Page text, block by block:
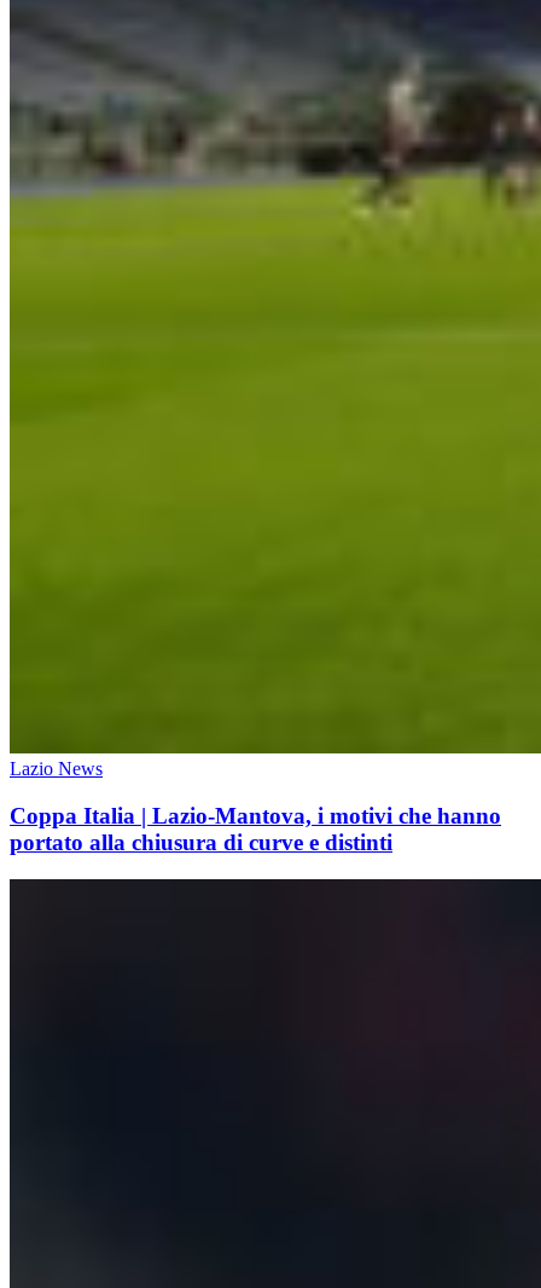
Lazio News
Coppa Italia | Lazio-Mantova, i motivi che hanno
portato alla chiusura di curve e distinti